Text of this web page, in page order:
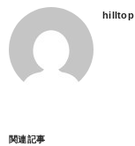
hilltop
関連記事